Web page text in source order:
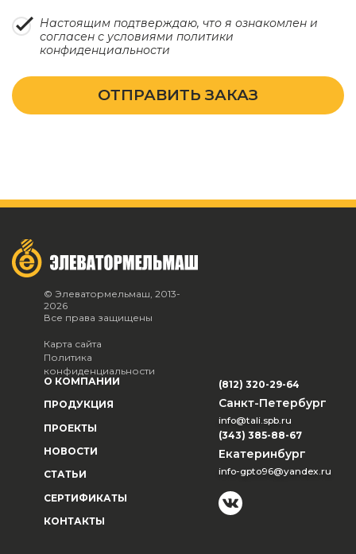
Настоящим подтверждаю, что я ознакомлен и
согласен с условиями политики
конфиденциальности
ОТПРАВИТЬ ЗАКАЗ
© Элеватормельмаш, 2013-
2026
Все права защищены
Карта сайта
Политика
конфиденциальности
О КОМПАНИИ
ПРОДУКЦИЯ
ПРОЕКТЫ
НОВОСТИ
СТАТЬИ
СЕРТИФИКАТЫ
КОНТАКТЫ
(812) 320-29-64
Санкт-Петербург
info@tali.spb.ru
(343) 385-88-67
Екатеринбург
info-gpto96@yandex.ru